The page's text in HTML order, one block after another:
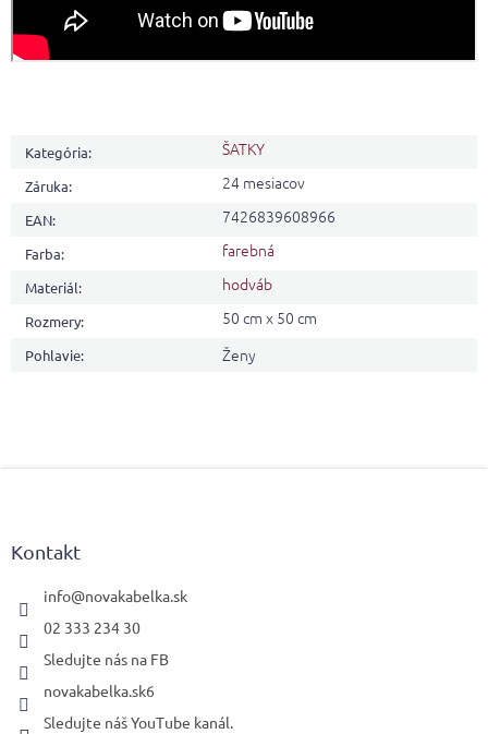
Kategória: ŠATKY
Záruka: 24 mesiacov
EAN: 7426839608966
Farba: farebná
Materiál: hodváb
Rozmery: 50 cm x 50 cm
Pohlavie: Ženy
Kontakt
info@novakabelka.sk
02 333 234 30
Sledujte nás na FB
novakabelka.sk6
Sledujte náš YouTube kanál.